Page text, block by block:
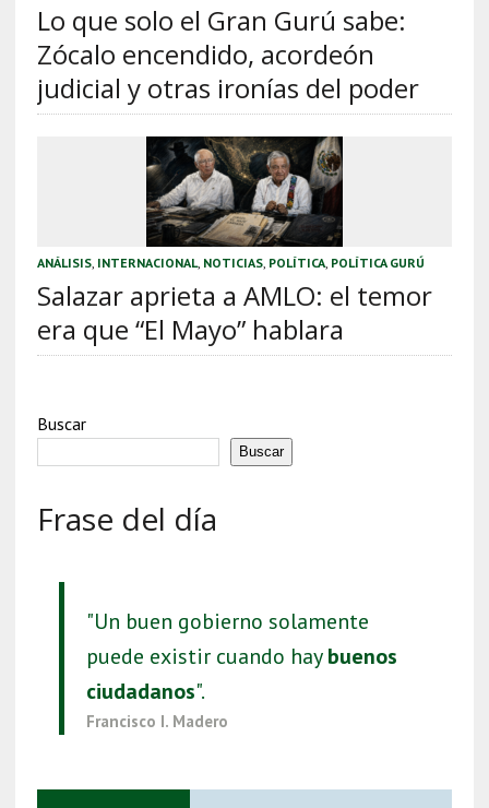
Lo que solo el Gran Gurú sabe:
Zócalo encendido, acordeón
judicial y otras ironías del poder
ANÁLISIS, INTERNACIONAL, NOTICIAS, POLÍTICA, POLÍTICA GURÚ
Salazar aprieta a AMLO: el temor
era que “El Mayo” hablara
Buscar
Buscar
Frase del día
"Un buen gobierno solamente
puede existir cuando haybuenos
ciudadanos".
Francisco I. Madero